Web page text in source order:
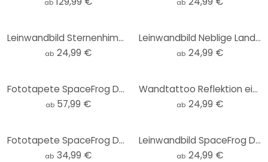
ab ab
Leinwandbild Sternenhimmel im Winter - SpaceFrog Designs
ab 24,99 €
Leinwandbild Neblige Landschaft in der Nacht - SpaceFrog Designs
ab 24,99 €
Fototapete SpaceFrog Designs - Rosa Sonne
ab 57,99 €
Wandtattoo Reflektion einer Winterlandschaft - SpaceFrog Designs - Rund
ab 24,99 €
Fototapete SpaceFrog Designs - Goldene Dämmerung - Rund - Selbstklebend/Vlies
ab 34,99 €
Leinwandbild SpaceFrog Designs - Nebliger Wald
ab 24,99 €